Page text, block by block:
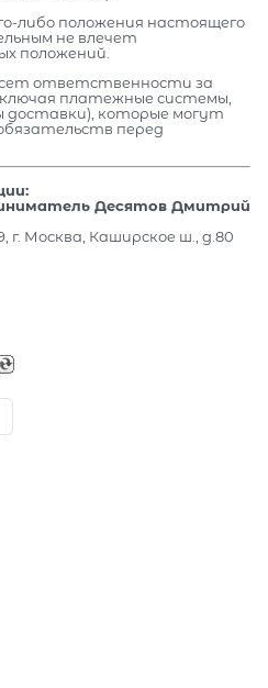
либо положения настоящего
не влечет
положений.
ответственности за
платежные системы,
доставки), которые могут
перед
Десятов Дмитрий
г. Москва, Каширское ш., д.80